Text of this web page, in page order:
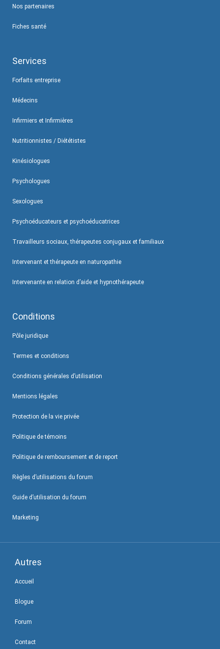
Nos partenaires
Fiches santé
Services
Forfaits entreprise
Médecins
Infirmiers et Infirmières
Nutritionnistes / Diététistes
Kinésiologues
Psychologues
Sexologues
Psychoéducateurs et psychoéducatrices
Travailleurs sociaux, thérapeutes conjugaux et familiaux
Intervenant et thérapeute en naturopathie
Intervenante en relation d’aide et hypnothérapeute
Conditions
Pôle juridique
Termes et conditions
Conditions générales d’utilisation
Mentions légales
Protection de la vie privée
Politique de témoins
Politique de remboursement et de report
Règles d’utilisations du forum
Guide d’utilisation du forum
Marketing
Autres
Accueil
Blogue
Forum
Contact